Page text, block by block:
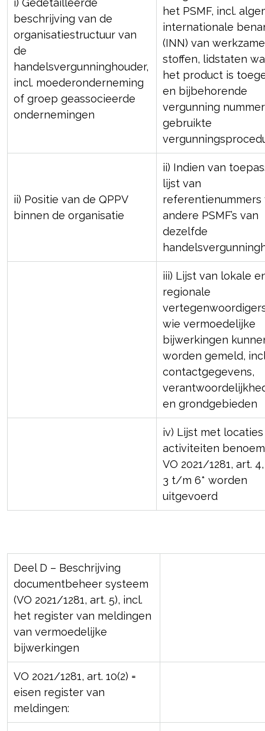
i) Gedetailleerde
beschrijving van de
organisatiestructuur van
de
handelsvergunninghouder,
incl. moederonderneming
of groep geassocieerde
ondernemingen
het PSMF, incl.
internationale
(INN) van werkzame
stoffen, lidstaten
het product is
en bijbehorende
vergunning
gebruikte
ii) Positie van de QPPV
binnen de organisatie
ii) Indien van
lijst van
referentienummers
andere PSMF’s van
dezelfde
iii) Lijst van lokale
regionale
wie vermoedelijke
bijwerkingen
worden gemeld,
contactgegevens,
en grondgebieden
iv) Lijst met
activiteiten
VO 2021/1281, art.
3 t/m 6* worden
uitgevoerd
Deel D – Beschrijving
documentbeheer systeem
(VO 2021/1281, art. 5), incl.
het register van meldingen
van vermoedelijke
bijwerkingen
VO 2021/1281, art. 10(2) =
eisen register van
meldingen: